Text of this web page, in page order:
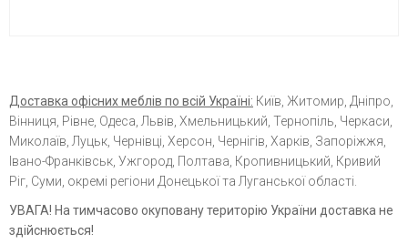
Доставка офісних меблів по всій Україні: Київ, Житомир, Дніпро,
Вінниця, Рівне, Одеса, Львів, Хмельницький, Тернопіль, Черкаси,
Миколаїв, Луцьк, Чернівці, Херсон, Чернігів, Харків, Запоріжжя,
Івано-Франківськ, Ужгород, Полтава, Кропивницький, Кривий
Ріг, Суми, окремі регіони Донецької та Луганської області.
УВАГА! На тимчасово окуповану територію України доставка не
здійснюється!